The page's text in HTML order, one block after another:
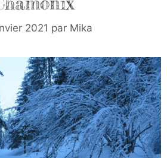
2021 par Mika